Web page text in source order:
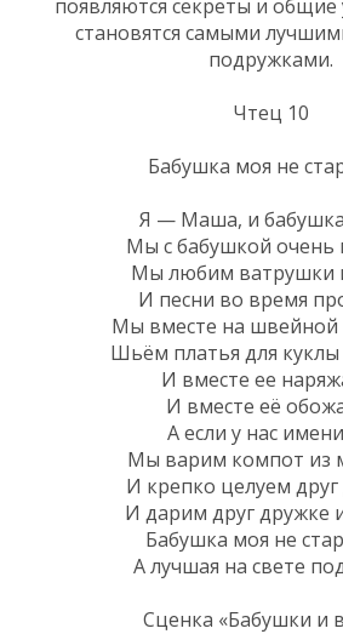
появляются секреты и общие
становятся самыми
подружками.
Чтец 10
Бабушка моя не
Я — Маша, и
Мы с бабушкой очень
Мы любим ватрушки
И песни во время
Мы вместе на
Шьём платья для
И вместе ее
И вместе её
А если у нас
Мы варим компот из
И крепко целуем друг
И дарим друг дружке
Бабушка моя не
А лучшая на свете
Сценка «Бабушки и